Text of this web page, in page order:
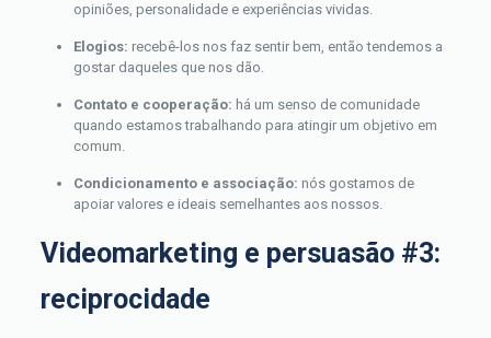
opiniões, personalidade e experiências vividas.
Elogios: recebê-los nos faz sentir bem, então tendemos a
gostar daqueles que nos dão.
Contato e cooperação: há um senso de comunidade
quando estamos trabalhando para atingir um objetivo em
comum.
Condicionamento e associação: nós gostamos de
apoiar valores e ideais semelhantes aos nossos.
Videomarketing e persuasão #3:
reciprocidade